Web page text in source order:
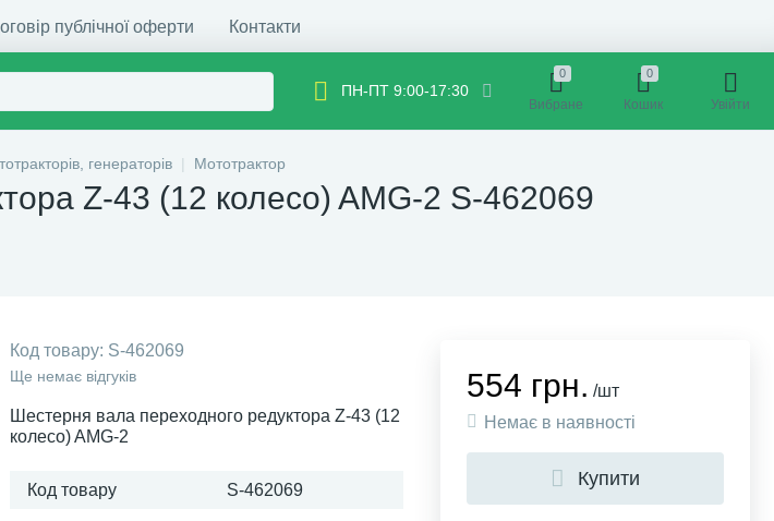
публічної оферти Контакти
ПН-ПТ 9:00-17:30
0
Вибране
0
Кошик Увійти
генераторів Мототрактор
Z-43 (12 колесо) AMG-2 S-462069
Код товару: S-462069
Ще немає відгуків
Шестерня вала переходного редуктора Z-43 (12
колесо) AMG-2
Код товару S-462069
554 грн. /шт
Немає в наявності
Купити